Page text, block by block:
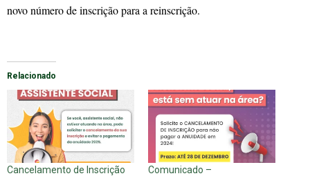
novo número de inscrição para a reinscrição.
Relacionado
Cancelamento de Inscrição
Comunicado –